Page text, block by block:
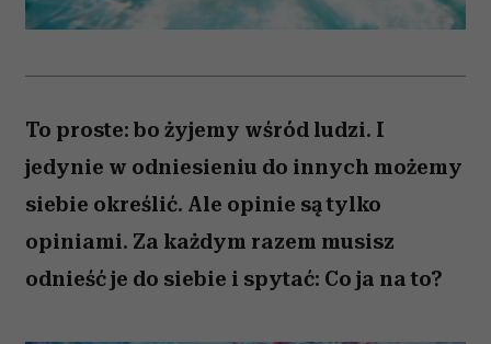
To proste: bo żyjemy wśród ludzi. I
jedynie w odniesieniu do innych możemy
siebie określić. Ale opinie są tylko
opiniami. Za każdym razem musisz
odnieść je do siebie i spytać: Co ja na to?